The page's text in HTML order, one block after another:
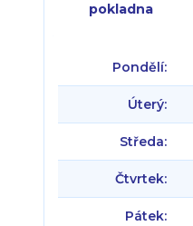
pokladna
Pondělí:
Úterý:
Středa:
Čtvrtek:
Pátek: